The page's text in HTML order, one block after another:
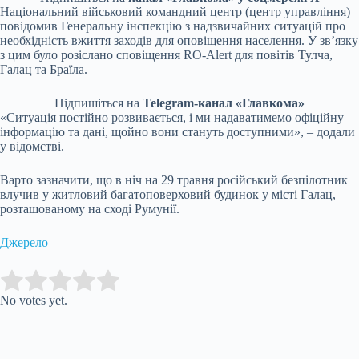
Національний військовий командний центр (центр управління)
повідомив Генеральну інспекцію з надзвичайних ситуацій про
необхідність вжиття заходів для оповіщення населення. У зв’язку
з цим було розіслано сповіщення RO-Alert для повітів Тулча,
Галац та Браїла.
Підпишіться на Telegram-канал «Главкома»
«Ситуація постійно розвивається, і ми надаватимемо офіційну
інформацію та дані, щойно вони стануть доступними», – додали
у відомстві.
Варто зазначити, що в ніч на 29 травня російський безпілотник
влучив у житловий багатоповерховий будинок у місті Галац,
розташованому на сході Румунії.
Джерело
Rate this item:
No votes yet.